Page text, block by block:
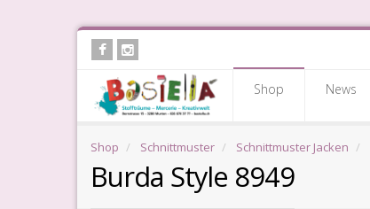
Skip
content
Shop News
Shop Schnittmuster Schnittmuster Jacken
Burda Style 8949